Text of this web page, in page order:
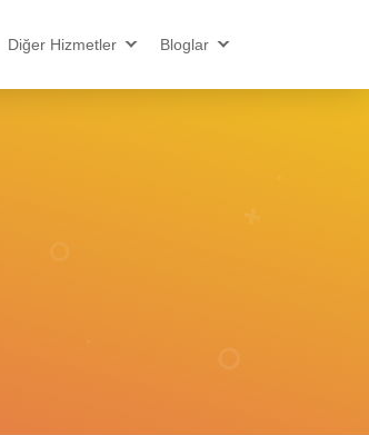
Diğer Hizmetler Bloglar